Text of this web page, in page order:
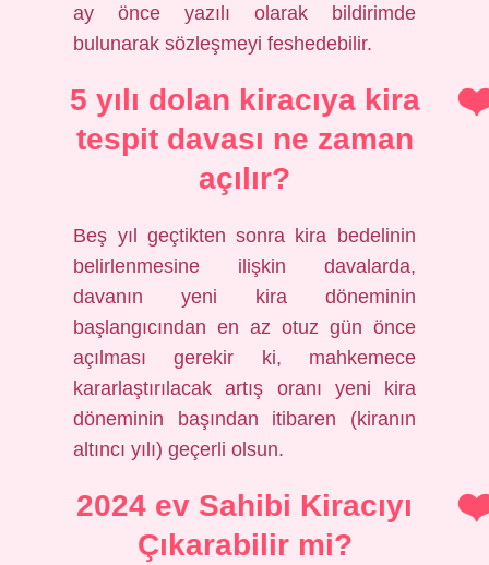
ay önce yazılı olarak bildirimde
bulunarak sözleşmeyi feshedebilir.
5 yılı dolan kiracıya kira
tespit davası ne zaman
açılır?
Beş yıl geçtikten sonra kira bedelinin
belirlenmesine ilişkin davalarda,
davanın yeni kira döneminin
başlangıcından en az otuz gün önce
açılması gerekir ki, mahkemece
kararlaştırılacak artış oranı yeni kira
döneminin başından itibaren (kiranın
altıncı yılı) geçerli olsun.
2024 ev Sahibi Kiracıyı
Çıkarabilir mi?